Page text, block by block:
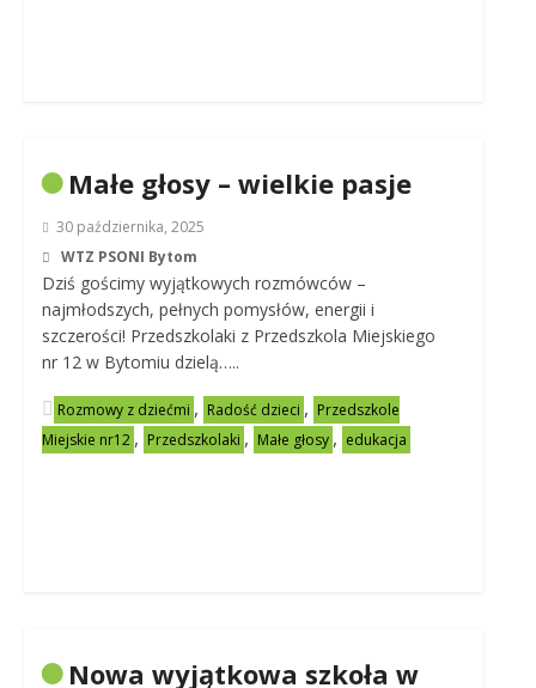
Małe głosy – wielkie pasje
30 października, 2025
WTZ PSONI Bytom
Dziś gościmy wyjątkowych rozmówców –
najmłodszych, pełnych pomysłów, energii i
szczerości! Przedszkolaki z Przedszkola Miejskiego
nr 12 w Bytomiu dzielą…..
Rozmowy z dziećmi , Radość dzieci , Przedszkole
Miejskie nr12 , Przedszkolaki , Małe głosy , edukacja
Nowa wyjątkowa szkoła w